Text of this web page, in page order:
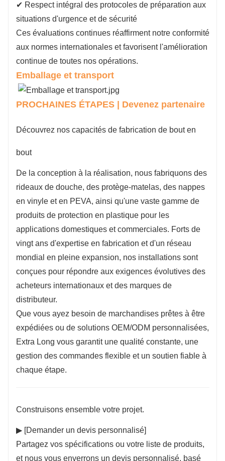
✔ Respect intégral des protocoles de préparation aux
situations d'urgence et de sécurité
Ces évaluations continues réaffirment notre conformité
aux normes internationales et favorisent l'amélioration
continue de toutes nos opérations.
Emballage et transport
PROCHAINES ÉTAPES | Devenez partenaire
Découvrez nos capacités de fabrication de bout en
bout
De la conception à la réalisation, nous fabriquons des
rideaux de douche, des protège-matelas, des nappes
en vinyle et en PEVA, ainsi qu'une vaste gamme de
produits de protection en plastique pour les
applications domestiques et commerciales. Forts de
vingt ans d'expertise en fabrication et d'un réseau
mondial en pleine expansion, nos installations sont
conçues pour répondre aux exigences évolutives des
acheteurs internationaux et des marques de
distributeur.
Que vous ayez besoin de marchandises prêtes à être
expédiées ou de solutions OEM/ODM personnalisées,
Extra Long vous garantit une qualité constante, une
gestion des commandes flexible et un soutien fiable à
chaque étape.
Construisons ensemble votre projet.
▶ [Demander un devis personnalisé]
Partagez vos spécifications ou votre liste de produits,
et nous vous enverrons un devis personnalisé, basé